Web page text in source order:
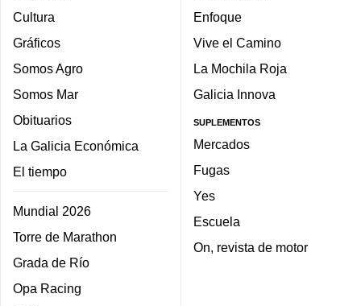
Cultura
Gráficos
Somos Agro
Somos Mar
Obituarios
La Galicia Económica
El tiempo
Mundial 2026
Torre de Marathon
Grada de Río
Opa Racing
Enfoque
Vive el Camino
La Mochila Roja
Galicia Innova
SUPLEMENTOS
Mercados
Fugas
Yes
Escuela
On, revista de motor